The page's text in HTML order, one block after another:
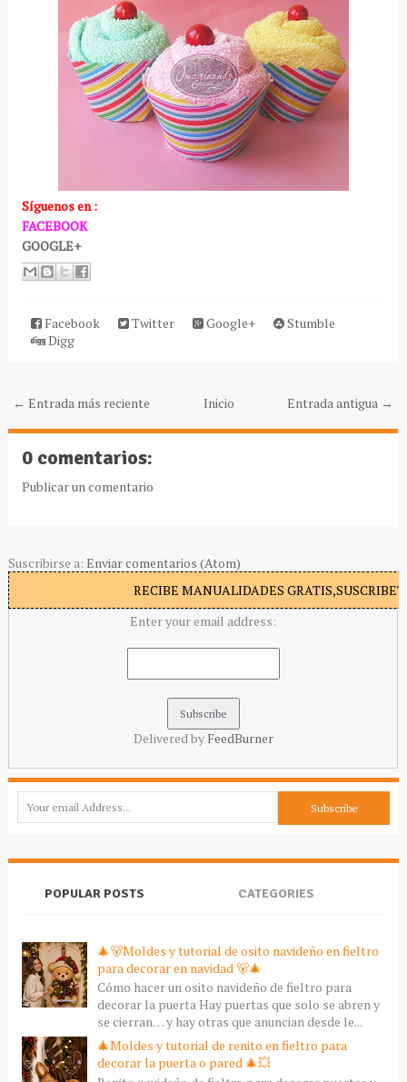
Síguenosen :
FACEBOOK
GOOGLE+
Facebook Twitter Google+
Stumble
Digg
← Entrada más reciente Entrada antigua →
Inicio
0 comentarios:
Publicar un comentario
Suscribirse a: Enviar comentarios (Atom)
RECIBE MANUALIDADES
Enter your email address:
Delivered by FeedBurner
POPULAR POSTS CATEGORIES
🎄🐻Moldes y tutorial de osito navideño en fieltro
para decorar en navidad 🐻🎄
Cómo hacer un osito navideño de fieltro para
decorar la puerta Hay puertas que solo se abren y
se cierran… y hay otras que anuncian desde le...
🎄Moldes y tutorial de renito en fieltro para
decorar la puerta o pared 🎄💥